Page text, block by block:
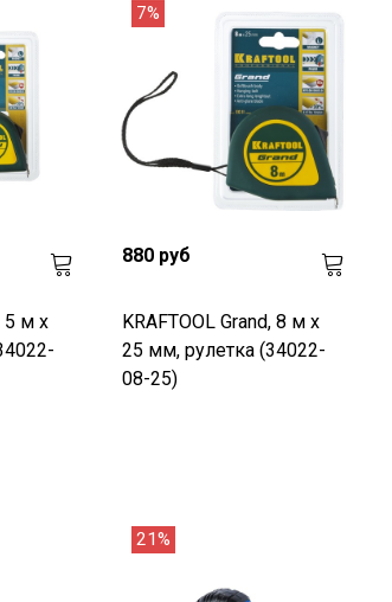
5 м х
7%
880 руб
KRAFTOOL Grand, 8 м х
25 мм, рулетка (34022-
08-25)
21%